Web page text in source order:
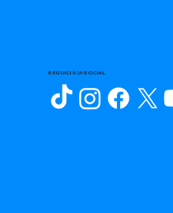
SEGUICI SUI SOCIAL